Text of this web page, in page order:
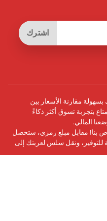
اشترك
مقارنة الأسعار بين
بتجربة تسوق أكثر ذكاءً
المالي.
بنا! مقابل مبلغ رمزي، ستحصل
ونقل سلس لعربتك إلى